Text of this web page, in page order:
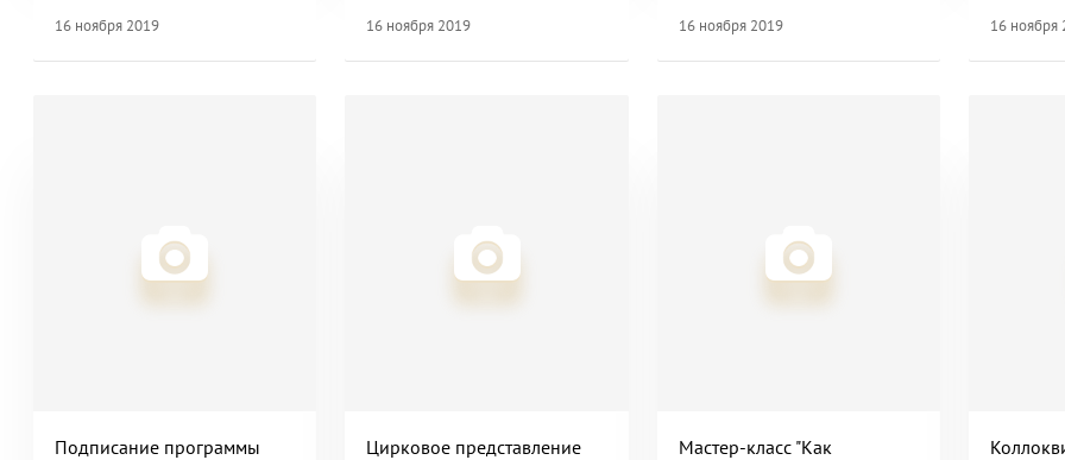
16 ноября 2019 16 ноября 2019
проектами?"
16 ноября 2019 16 ноября
Подписание программы
Цирковое представление
Мастер-класс "Как